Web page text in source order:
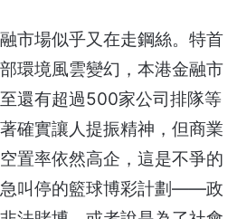
市場似乎又在走鋼絲。特首
環境風雲變幻，本港金融市
還有超過500家公司排隊等
確實讓人提振精神，但商業
置率依然高企，這是不爭的
叫停的籃球博彩計劃——政